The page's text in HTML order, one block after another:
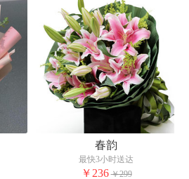
春韵
最快3小时送达
￥236 ￥299